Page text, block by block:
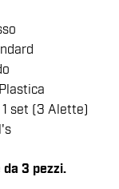
Plastica
1 set (3 Alette)
da 3 pezzi.